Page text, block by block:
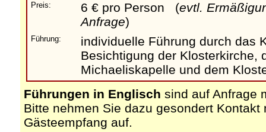
Preis: 6 € pro Person (evtl.
Anfrage)
Führung:
individuelle Führung durch das
Besichtigung der Klosterkirche,
Michaeliskapelle und dem
Führungen in Englisch sind auf Anfrage
Bitte nehmen Sie dazu gesondert Kontakt
Gästeempfang auf.